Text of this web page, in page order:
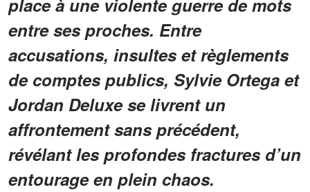
place à une violente guerre de mots
entre ses proches. Entre
accusations, insultes et règlements
de comptes publics, Sylvie Ortega et
Jordan Deluxe se livrent un
affrontement sans précédent,
révélant les profondes fractures d’un
entourage en plein chaos.